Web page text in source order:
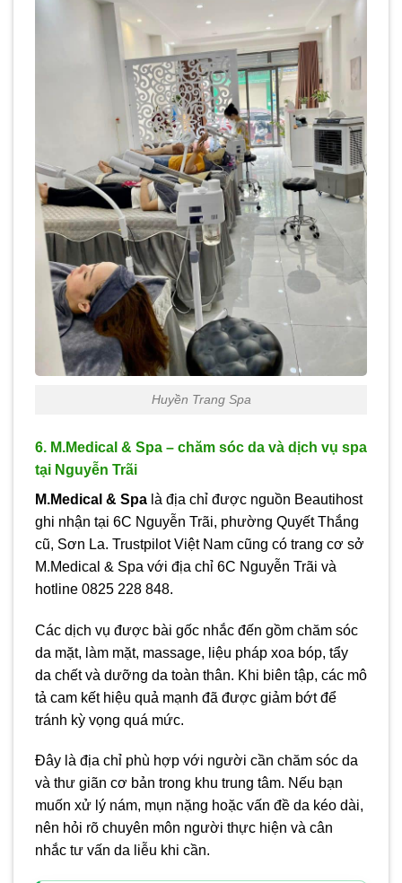
Huyền Trang Spa
6. M.Medical & Spa – chăm sóc da và dịch vụ spa
tại Nguyễn Trãi
M.Medical & Spa là địa chỉ được nguồn Beautihost
ghi nhận tại 6C Nguyễn Trãi, phường Quyết Thắng
cũ, Sơn La. Trustpilot Việt Nam cũng có trang cơ sở
M.Medical & Spa với địa chỉ 6C Nguyễn Trãi và
hotline 0825 228 848.
Các dịch vụ được bài gốc nhắc đến gồm chăm sóc
da mặt, làm mặt, massage, liệu pháp xoa bóp, tẩy
da chết và dưỡng da toàn thân. Khi biên tập, các mô
tả cam kết hiệu quả mạnh đã được giảm bớt để
tránh kỳ vọng quá mức.
Đây là địa chỉ phù hợp với người cần chăm sóc da
và thư giãn cơ bản trong khu trung tâm. Nếu bạn
muốn xử lý nám, mụn nặng hoặc vấn đề da kéo dài,
nên hỏi rõ chuyên môn người thực hiện và cân
nhắc tư vấn da liễu khi cần.